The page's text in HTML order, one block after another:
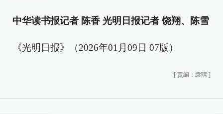
中华读书报记者 陈香 光明日报记者 饶翔、陈雪
《光明日报》（2026年01月09日 07版）
[ 责编：袁晴 ]